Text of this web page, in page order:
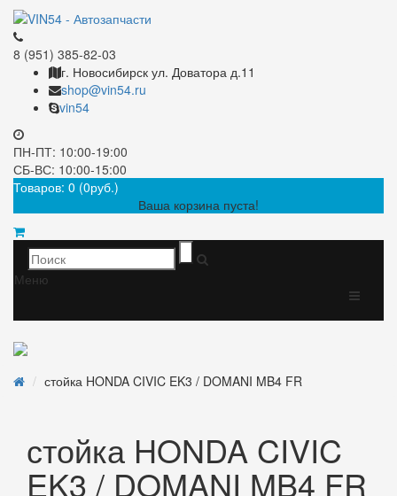
8 (951) 385-82-03
г. Новосибирск ул. Доватора д.11
shop@vin54.ru
vin54
ПН-ПТ: 10:00-19:00
СБ-ВС: 10:00-15:00
Товаров: 0 (0руб.)
Ваша корзина пуста!
Меню
стойка HONDA CIVIC EK3 / DOMANI MB4 FR
стойка HONDA CIVIC
EK3 / DOMANI MB4 FR